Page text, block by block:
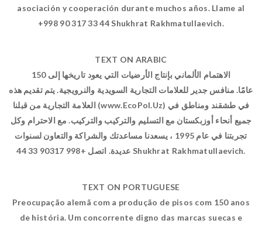
asociación y cooperación durante muchos años. Llame al
+998 90 317 33 44 Shukhrat Rakhmatullaevich.
TEXT ON ARABIC
الاهتمام الألماني بإنتاج الأرضيات التي يعود تاريخها إلى 150
عامًا. منافس جدير للعلامات التجارية السويدية والنرويجية. يتم تقديم هذه
العلامة التجارية من قبلنا (www.EcoPol.Uz) في طشقند ومناطق في
جميع أنحاء أوزبكستان مع التسليم والتركيب والتركيب. مع الاحترام وكل
تجربتنا في عام 1995 ، يسعدنا مساعدتك والشراكة والتعاون لسنوات
عديدة. اتصل +998 90317 33 44 Shukhrat Rakhmatullaevich.
TEXT ON PORTUGUESE
Preocupação alemã com a produção de pisos com 150 anos
de história. Um concorrente digno das marcas suecas e